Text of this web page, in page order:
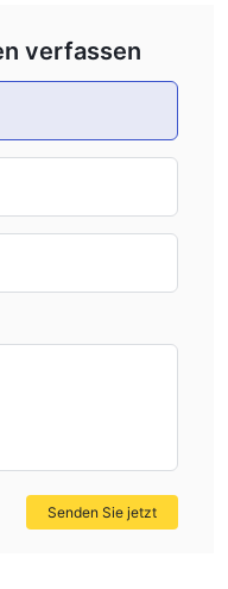
verfassen
Senden Sie jetzt